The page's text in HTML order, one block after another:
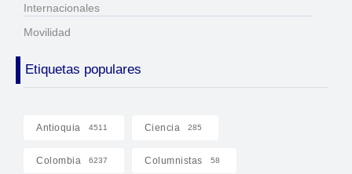
Internacionales
Movilidad
Etiquetas populares
Antioquia 4511 Ciencia 285
Colombia 6237 Columnistas 58